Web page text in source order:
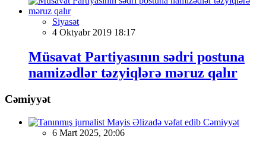
Siyasət
4 Oktyabr 2019 18:17
Müsavat Partiyasının sədri postuna
namizədlər təzyiqlərə məruz qalır
Cəmiyyət
Cəmiyyət
6 Mart 2025, 20:06